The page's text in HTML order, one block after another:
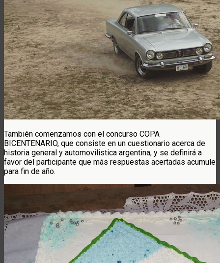
También comenzamos con el concurso COPA
BICENTENARIO, que consiste en un cuestionario acerca de
historia general y automovilistica argentina, y se definirá a
favor del participante que más respuestas acertadas acumule
para fin de año.